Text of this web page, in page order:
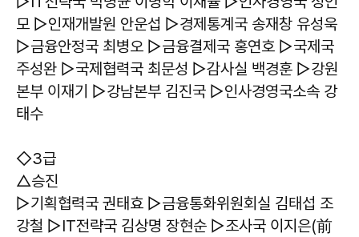
모 ▷인재개발원 안운섭 ▷경제통계국 송재창 유성욱
▷금융안정국 최병오 ▷금융결제국 홍연호 ▷국제국
주성완 ▷국제협력국 최문성 ▷감사실 백경훈 ▷강원
본부 이재기 ▷강남본부 김진국 ▷인사경영국소속 강
태수
◇3급
△승진
▷기획협력국 권태효 ▷금융통화위원회실 김태섭 조
강철 ▷IT전략국 김상명 장현순 ▷조사국 이지은(前